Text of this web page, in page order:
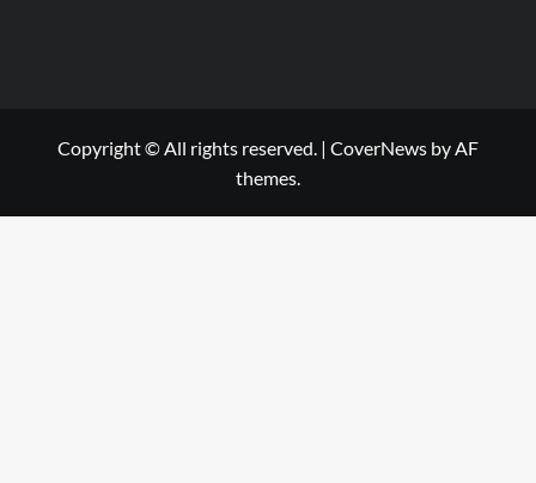
Copyright © All rights reserved. | CoverNews by AF
themes.